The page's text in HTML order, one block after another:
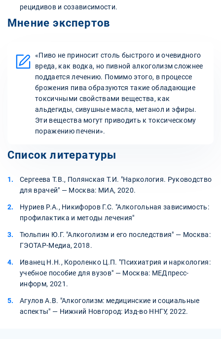
рецидивов и созависимости.
Мнение экспертов
«Пиво не приносит столь быстрого и очевидного
вреда, как водка, но пивной алкоголизм сложнее
поддается лечению. Помимо этого, в процессе
брожения пива образуются такие обладающие
токсичными свойствами вещества, как
альдегиды, сивушные масла, метанол и эфиры.
Эти вещества могут приводить к токсическому
поражению печени».
Список литературы
Сергеева Т.В., Полянская Т.И. "Наркология. Руководство
для врачей" — Москва: МИА, 2020.
Нуриев Р.А., Никифоров Г.С. "Алкогольная зависимость:
профилактика и методы лечения"
Тюльпин Ю.Г. "Алкоголизм и его последствия" — Москва:
ГЭОТАР-Медиа, 2018.
Иванец Н.Н., Короленко Ц.П. "Психиатрия и наркология:
учебное пособие для вузов" — Москва: МЕДпресс-
информ, 2021.
Агулов А.В. "Алкоголизм: медицинские и социальные
аспекты" — Нижний Новгород: Изд-во ННГУ, 2022.